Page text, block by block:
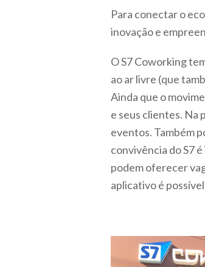
Para conectar o
inovação e
O S7 Coworking
ao ar livre (que
Ainda que o
e seus clientes. Na
eventos. Também
convivência do S7
podem oferecer
aplicativo é